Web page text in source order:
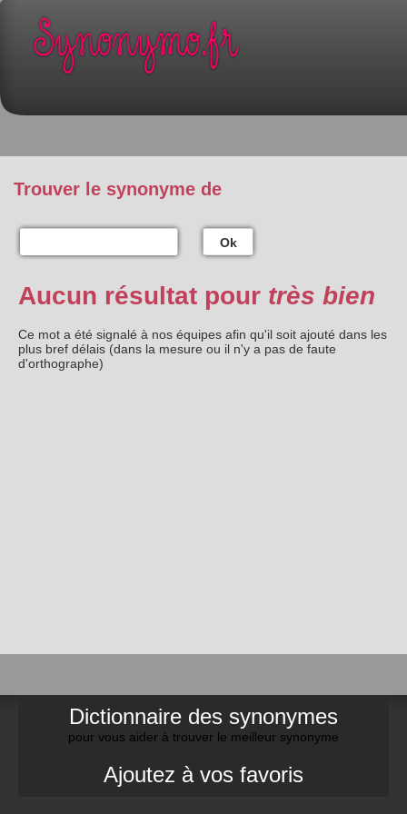
Trouver le synonyme de
Ok
Aucun résultat pour très bien
Ce mot a été signalé à nos équipes afin qu'il soit ajouté dans les
plus bref délais (dans la mesure ou il n'y a pas de faute
d'orthographe)
Dictionnaire des synonymes
pour vous aider à trouver le meilleur synonyme
Ajoutez à vos favoris